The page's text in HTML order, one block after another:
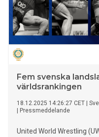
Fem svenska
världsrankingen
18.12.2025 14:26:27 CET
Pressmeddelande
United World Wrestling